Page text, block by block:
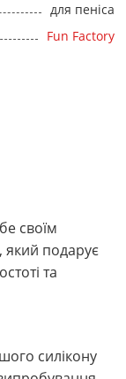
для пеніса
Fun Factory
своїм
подарує
та
силікону